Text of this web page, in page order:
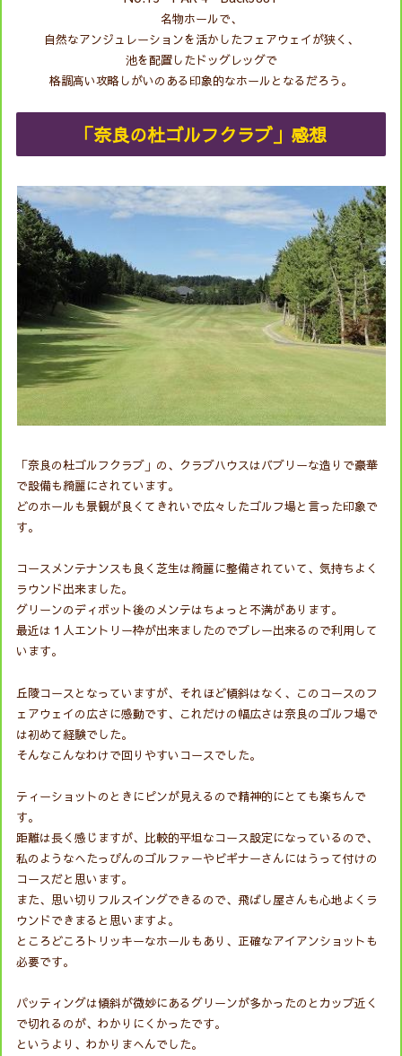
名物ホールで、
自然なアンジュレーションを活かしたフェアウェイが狭く、
池を配置したドッグレッグで
格調高い攻略しがいのある印象的なホールとなるだろう。
「奈良の杜ゴルフクラブ」感想
「奈良の杜ゴルフクラブ」の、クラブハウスはバブリーな造りで豪華
で設備も綺麗にされています。
どのホールも景観が良くてきれいで広々したゴルフ場と言った印象で
す。
コースメンテナンスも良く芝生は綺麗に整備されていて、気持ちよく
ラウンド出来ました。
グリーンのディボット後のメンテはちょっと不満があります。
最近は１人エントリー枠が出来ましたのでプレー出来るので利用して
います。
丘陵コースとなっていますが、それほど傾斜はなく、このコースのフ
ェアウェイの広さに感動です、これだけの幅広さは奈良のゴルフ場で
は初めて経験でした。
そんなこんなわけで回りやすいコースでした。
ティーショットのときにピンが見えるので精神的にとても楽ちんで
す。
距離は長く感じますが、比較的平坦なコース設定になっているので、
私のようなへたっぴんのゴルファーやビギナーさんにはうって付けの
コースだと思います。
また、思い切りフルスイングできるので、飛ばし屋さんも心地よくラ
ウンドできまると思いますよ。
ところどころトリッキーなホールもあり、正確なアイアンショットも
必要です。
パッティングは傾斜が微妙にあるグリーンが多かったのとカップ近く
で切れるのが、わかりにくかったです。
というより、わかりまへんでした。